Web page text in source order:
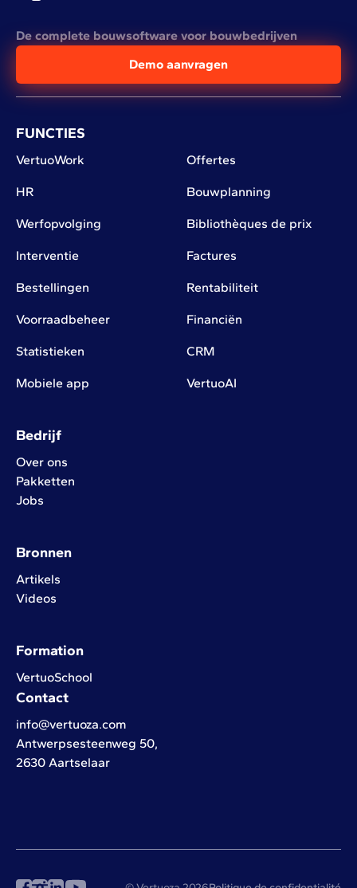
De complete bouwsoftware voor bouwbedrijven
Demo aanvragen
FUNCTIES
VertuoWork Offertes
HR Bouwplanning
Werfopvolging Bibliothèques de prix
Interventie Factures
Bestellingen Rentabiliteit
Voorraadbeheer Financiën
Statistieken CRM
Mobiele app VertuoAI
Bedrijf
Over ons
Pakketten
Jobs
Bronnen
Artikels
Videos
Formation
VertuoSchool
Contact
info@vertuoza.com
Antwerpsesteenweg 50,
2630 Aartselaar